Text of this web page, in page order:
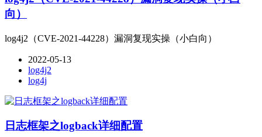
向）
log4j2（CVE-2021-44228）漏洞复现实操（小白向）
2022-05-13
log4j2
log4j
日志框架之logback详细配置